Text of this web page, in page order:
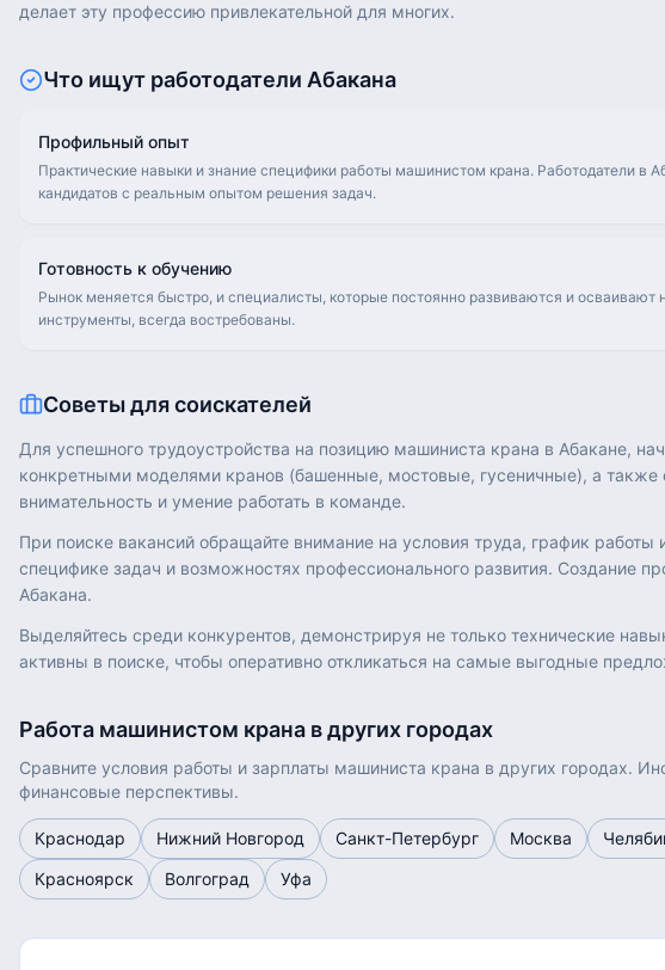
делает эту профессию привлекательной для многих.
Что ищут работодатели Абакана
Профильный опыт
Практические навыки и знание специфики работы машинистом крана. Работодатели в
кандидатов с реальным опытом решения задач.
Готовность к обучению
Рынок меняется быстро, и специалисты, которые постоянно развиваются и осваивают
инструменты, всегда востребованы.
Советы для соискателей
Для успешного трудоустройства на позицию машиниста крана в Абакане,
конкретными моделями кранов (башенные, мостовые, гусеничные), а также
внимательность и умение работать в команде.
При поиске вакансий обращайте внимание на условия труда, график
специфике задач и возможностях профессионального развития. Создание
Абакана.
Выделяйтесь среди конкурентов, демонстрируя не только технические
активны в поиске, чтобы оперативно откликаться на самые выгодные
Работа машинистом крана в других городах
Сравните условия работы и зарплаты машиниста крана в других городах.
финансовые перспективы.
Краснодар Нижний Новгород Санкт-Петербург Москва
Красноярск
Волгоград Уфа